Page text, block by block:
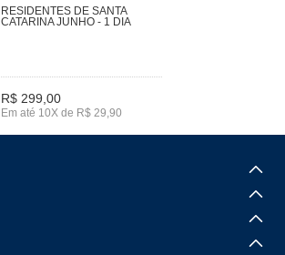
RESIDENTES DE SANTA
CATARINA JUNHO - 1 DIA
R$ 299,00
Em até 10X de R$ 29,90